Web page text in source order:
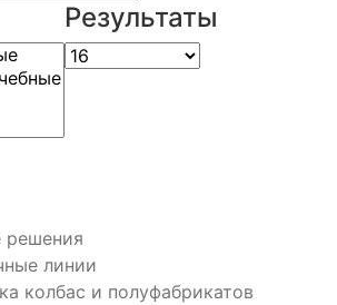
Результаты
решения
линии
колбас и полуфабрикатов